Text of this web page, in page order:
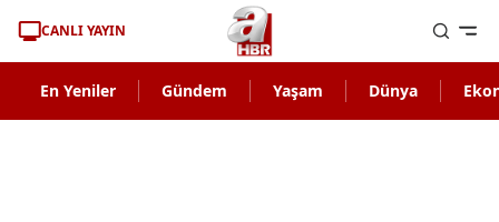
CANLI YAYIN
En Yeniler Gündem Yaşam Dünya